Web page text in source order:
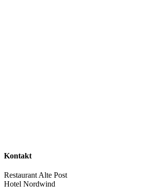
Kontakt
Restaurant Alte Post
Hotel Nordwind